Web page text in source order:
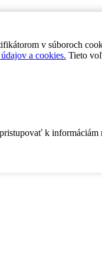
v súboroch
a cookies. Tieto
k informáciám